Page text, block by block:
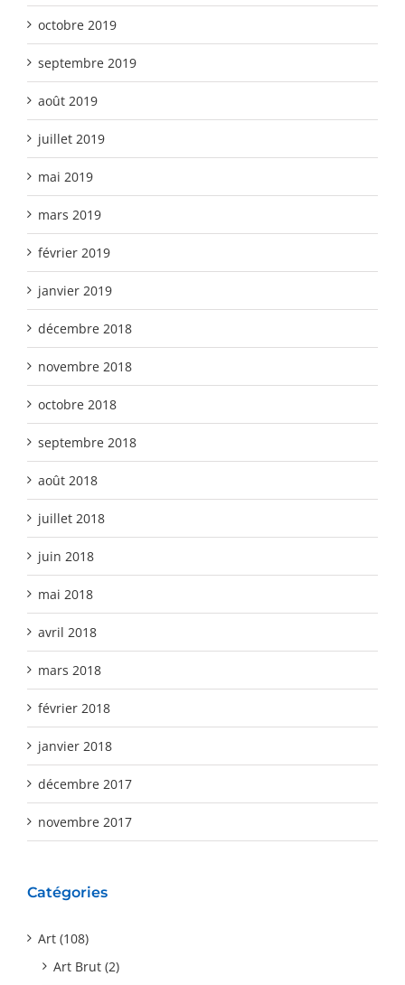
octobre 2019
septembre 2019
août 2019
juillet 2019
mai 2019
mars 2019
février 2019
janvier 2019
décembre 2018
novembre 2018
octobre 2018
septembre 2018
août 2018
juillet 2018
juin 2018
mai 2018
avril 2018
mars 2018
février 2018
janvier 2018
décembre 2017
novembre 2017
Catégories
Art (108)
Art Brut (2)